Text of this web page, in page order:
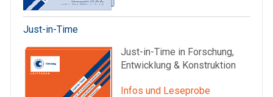
Just-in-Time
Just-in-Time in Forschung,
Entwicklung & Konstruktion
Infos und Leseprobe